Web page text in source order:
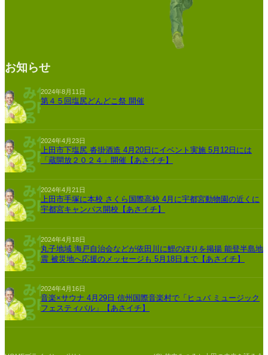
お知らせ
2024年8月11日
第４５回塩尻どんどこ祭 開催
2024年4月23日
上田市下塩尻 沓掛酒造 4月20日にイベント実施 5月12日には
「蔵開放２０２４」開催【あさイチ】
2024年4月21日
上田市手塚に本校 さくら国際高校 4月に宇都宮動物園の近くに
宇都宮キャンパス開校【あさイチ】
2024年4月18日
丸子地域 海戸自治会などが依田川に鯉のぼりを掲揚 能登半島地
震 被災地へ応援のメッセージも 5月18日まで【あさイチ】
2024年4月16日
音楽×サウナ 4月29日 信州国際音楽村で「ヒュバ ミュージック
フェスティバル」【あさイチ】